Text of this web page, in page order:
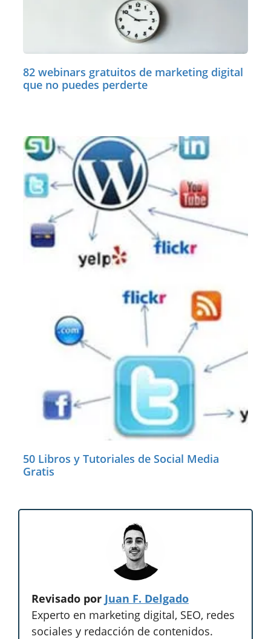
82 webinars gratuitos de marketing digital
que no puedes perderte
50 Libros y Tutoriales de Social Media
Gratis
Revisado por Juan F. Delgado
Experto en marketing digital, SEO, redes
sociales y redacción de contenidos.